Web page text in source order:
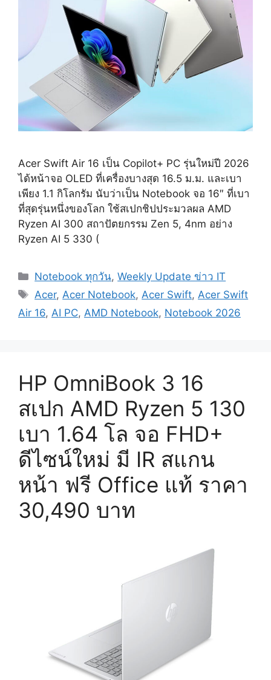
Acer Swift Air 16 เป็น Copilot+ PC รุ่นใหม่ปี 2026
ได้หน้าจอ OLED ที่เครื่องบางสุด 16.5 ม.ม. และเบา
เพียง 1.1 กิโลกรัม นับว่าเป็น Notebook จอ 16″ ที่เบา
ที่สุดรุ่นหนึ่งของโลก ใช้สเปกชิปประมวลผล AMD
Ryzen AI 300 สถาปัตยกรรม Zen 5, 4nm อย่าง
Ryzen AI 5 330 (
Categories
Notebook ทุกวัน,Weekly Update ข่าว IT
Tags
Acer,Acer Notebook,Acer Swift,Acer Swift
Air 16, AI PC, AMD Notebook, Notebook 2026
HP OmniBook 3 16
สเปก AMD Ryzen 5 130
เบา 1.64 โล จอ FHD+
ดีไซน์ใหม่ มี IR สแกน
หน้า ฟรี Office แท้ ราคา
30,490 บาท